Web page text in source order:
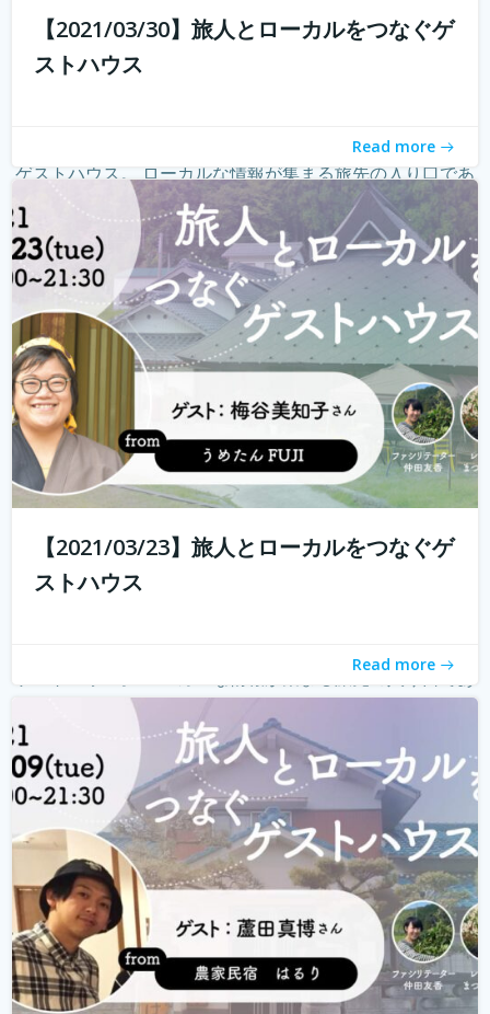
【2021/03/30】旅人とローカルをつなぐゲ
ストハウス
Read more
ゲストハウス。 ローカルな情報が集まる旅先の入り口であ
り、自分とは異なる価値観の人と気軽に出会える交流の
場。 しかし、コロナウィルスの影響で、交流できるゲスト
ハウスに実際に行けることが少なくなり、寂しく感じてい
る旅人もたくさんいらっしゃると...
続きを読む
【2021/03/23】旅人とローカルをつなぐゲ
ストハウス
Read more
ゲストハウス。 ローカルな情報が集まる旅先の入り口であ
り、自分とは異なる価値観の人と気軽に出会える交流の
場。 しかし、コロナウィルスの影響で、交流できるゲスト
ハウスに実際に行けることが少なくなり、寂しく感じてい
る旅人もたくさんいらっしゃると... 続きを読む